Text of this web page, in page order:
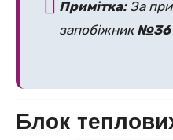
Примітка:За
запобіжник№36
Блок